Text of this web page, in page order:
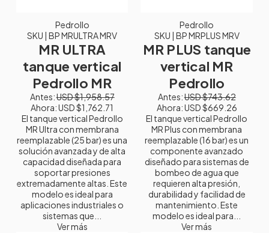
Pedrollo
SKU | BP MRULTRA MRV
MR ULTRA
tanque vertical
Pedrollo MR
Antes:USD $1,958.57
Ahora:USD $1,762.71
El tanque vertical Pedrollo
MR Ultra con membrana
reemplazable (25 bar) es una
solución avanzada y de alta
capacidad diseñada para
soportar presiones
extremadamente altas. Este
modelo es ideal para
aplicaciones industriales o
sistemas que...
Ver más
Pedrollo
SKU | BP MRPLUS MRV
MR PLUS tanque
vertical MR
Pedrollo
Antes:USD $743.62
Ahora:USD $669.26
El tanque vertical Pedrollo
MR Plus con membrana
reemplazable (16 bar) es un
componente avanzado
diseñado para sistemas de
bombeo de agua que
requieren alta presión,
durabilidad y facilidad de
mantenimiento. Este
modelo es ideal para...
Ver más